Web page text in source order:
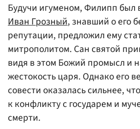
Будучи игуменом, Филипп был
Иван Грозный, знавший о его
репутации, предложил ему
митрополитом. Сан святой
видя в этом Божий промысл и
жестокость царя. Однако его
совести оказалась сильнее,
к конфликту с государем и
смерти.